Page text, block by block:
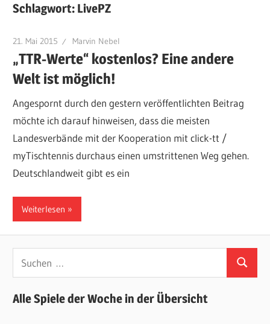
Schlagwort: LivePZ
21. Mai 2015 Marvin Nebel
„TTR-Werte“ kostenlos? Eine andere
Welt ist möglich!
Angespornt durch den gestern veröffentlichten Beitrag
möchte ich darauf hinweisen, dass die meisten
Landesverbände mit der Kooperation mit click-tt /
myTischtennis durchaus einen umstrittenen Weg gehen.
Deutschlandweit gibt es ein
Weiterlesen
Suchen
Alle Spiele der Woche in der Übersicht